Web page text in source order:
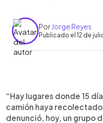
Por Jorge Reyes
Publicado el 12 de
Escuchar
“Hay lugares donde 15
camión haya recolectado
denunció, hoy, un grupo